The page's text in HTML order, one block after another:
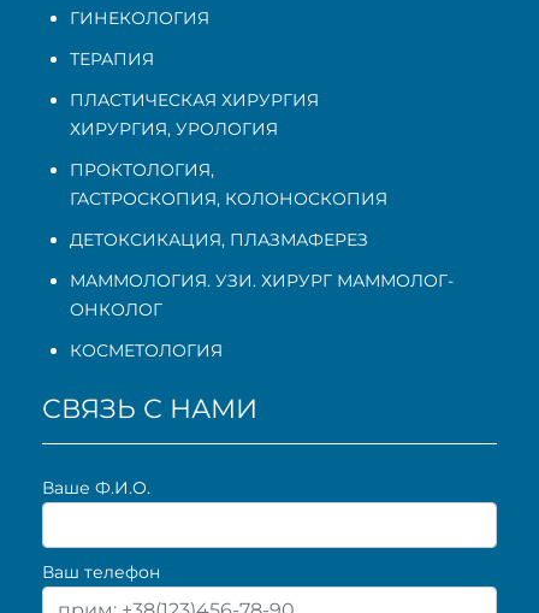
ГИНЕКОЛОГИЯ
ТЕРАПИЯ
ПЛАСТИЧЕСКАЯ ХИРУРГИЯ
ХИРУРГИЯ, УРОЛОГИЯ
ПРОКТОЛОГИЯ,
ГАСТРОСКОПИЯ, КОЛОНОСКОПИЯ
ДЕТОКСИКАЦИЯ, ПЛАЗМАФЕРЕЗ
МАММОЛОГИЯ. УЗИ. ХИРУРГ МАММОЛОГ-
ОНКОЛОГ
КОСМЕТОЛОГИЯ
СВЯЗЬ С НАМИ
Ваше Ф.И.О.
Ваш телефон